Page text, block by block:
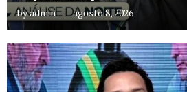
byadmin agosto 8, 2026